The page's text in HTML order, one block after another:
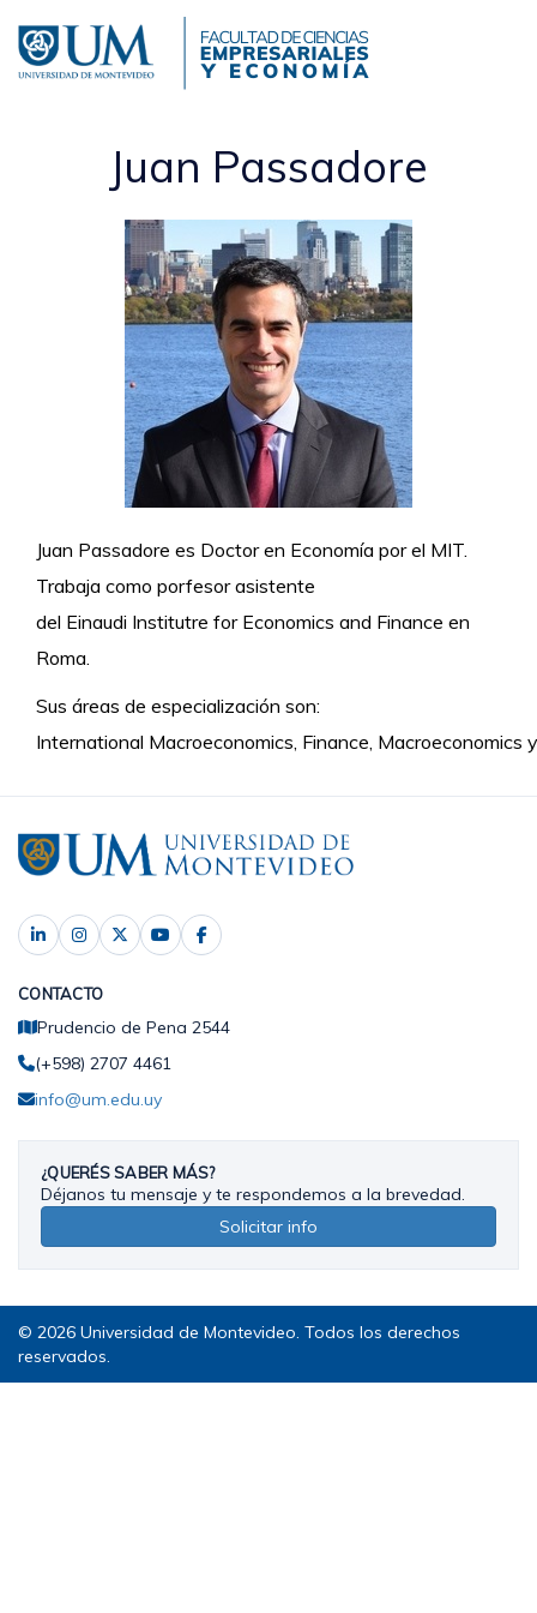
contenido
principal
Juan Passadore
Juan Passadore es Doctor en Economía por el MIT.
Trabaja como porfesor asistente
del Einaudi Institutre for Economics and Finance en
Roma.
Sus áreas de especialización son:
International Macroeconomics, Finance,
CONTACTO
Prudencio de Pena 2544
(+598) 2707 4461
info@um.edu.uy
¿QUERÉS SABER MÁS?
Déjanos tu mensaje y te respondemos a la brevedad.
Solicitar info
© 2026 Universidad de Montevideo. Todos los derechos
reservados.